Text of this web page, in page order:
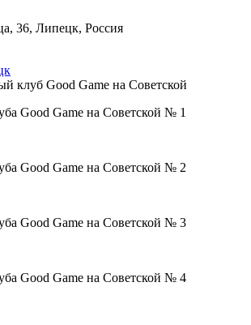
36, Липецк, Россия
клуб Good Game на Советской